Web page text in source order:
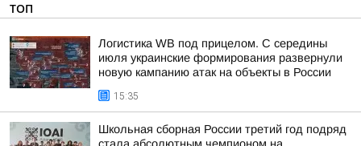
ТОП
Логистика WB под прицелом. С середины
июля украинские формирования развернули
новую кампанию атак на объекты в России
15:35
Школьная сборная России третий год подряд